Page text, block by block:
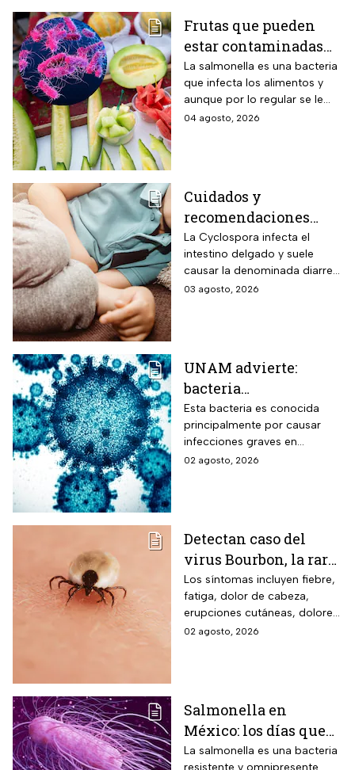
Frutas que pueden
estar contaminadas
de salmonella y cómo
protegerte del
contagio
La salmonella es una bacteria
que infecta los alimentos y
aunque por lo regular se le
relaciona con el huevo,
04 agosto, 2026
Cuidados y
recomendaciones
para niños ante los
riesgos por cyclospora
La Cyclospora infecta el
intestino delgado y suele
causar la denominada diarrea
explosiva, de acuerdo con
03 agosto, 2026
UNAM advierte:
bacteria
Acinetobacter
baumannii podría
transmitirse entre
humanos y animales
Esta bacteria es conocida
principalmente por causar
infecciones graves en
hospitales
02 agosto, 2026
Detectan caso del
virus Bourbon, la rara
enfermedad
transmitida por
garrapatas que no
tiene cura ni vacuna
Los síntomas incluyen fiebre,
fatiga, dolor de cabeza,
erupciones cutáneas, dolores
musculares, náuseas y
02 agosto, 2026
Salmonella en
México: los días que
dura la bacteria en el
La salmonella es una bacteria
resistente y omnipresente